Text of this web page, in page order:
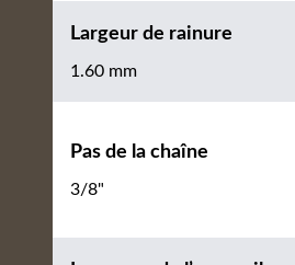
Largeur de rainure
1.60 mm
Pas de la chaîne
3/8"